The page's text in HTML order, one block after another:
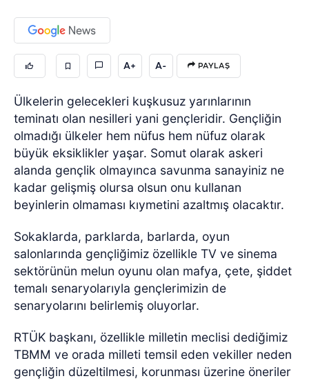
A+ A- PAYLAŞ
Ülkelerin gelecekleri kuşkusuz yarınlarının
teminatı olan nesilleri yani gençleridir. Gençliğin
olmadığı ülkeler hem nüfus hem nüfuz olarak
büyük eksiklikler yaşar. Somut olarak askeri
alanda gençlik olmayınca savunma sanayiniz ne
kadar gelişmiş olursa olsun onu kullanan
beyinlerin olmaması kıymetini azaltmış olacaktır.
Sokaklarda, parklarda, barlarda, oyun
salonlarında gençliğimiz özellikle TV ve sinema
sektörünün melun oyunu olan mafya, çete, şiddet
temalı senaryolarıyla gençlerimizin de
senaryolarını belirlemiş oluyorlar.
RTÜK başkanı, özellikle milletin meclisi dediğimiz
TBMM ve orada milleti temsil eden vekiller neden
gençliğin düzeltilmesi, korunması üzerine öneriler